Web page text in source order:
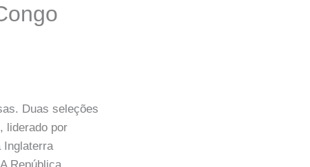
Duas seleções
liderado por
Inglaterra